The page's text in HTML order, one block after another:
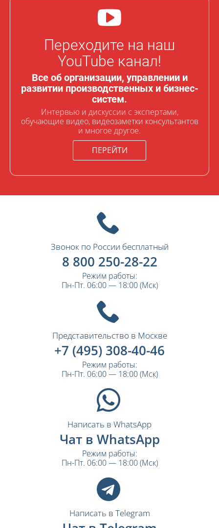
Переходите на наш
YouTube канал!
Все об организации, управлении и
развитии производственных и бизнес-
систем.
Интервью и дискуссии с экспертами,
обучающие видео, видеозаметки консультантов
и многое другое.
ПЕРЕЙТИ
Звонок по России бесплатный
8 800 250-28-22
Режим работы:
Пн-Пт. 06:00 — 18:00 (Мск)
Представительство в Москве
+7 (495) 308-40-46
Режим работы:
Пн-Пт. 06:00 — 18:00 (Мск)
Написать в WhatsApp
Чат в WhatsApp
Режим работы:
Пн-Пт. 06:00 — 18:00 (Мск)
Написать в Telegram